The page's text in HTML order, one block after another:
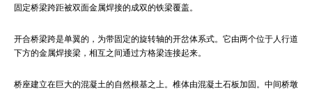
固定桥梁跨距被双面金属焊接的成双的铁梁覆盖。
开合桥梁跨是单翼的，为带固定的旋转轴的开岔体系式。它由两个位于人行道
下方的金属焊接梁，相互之间通过方格梁连接起来。
桥座建立在巨大的混凝土的自然根基之上。椎体由混凝土石板加固。中间桥墩